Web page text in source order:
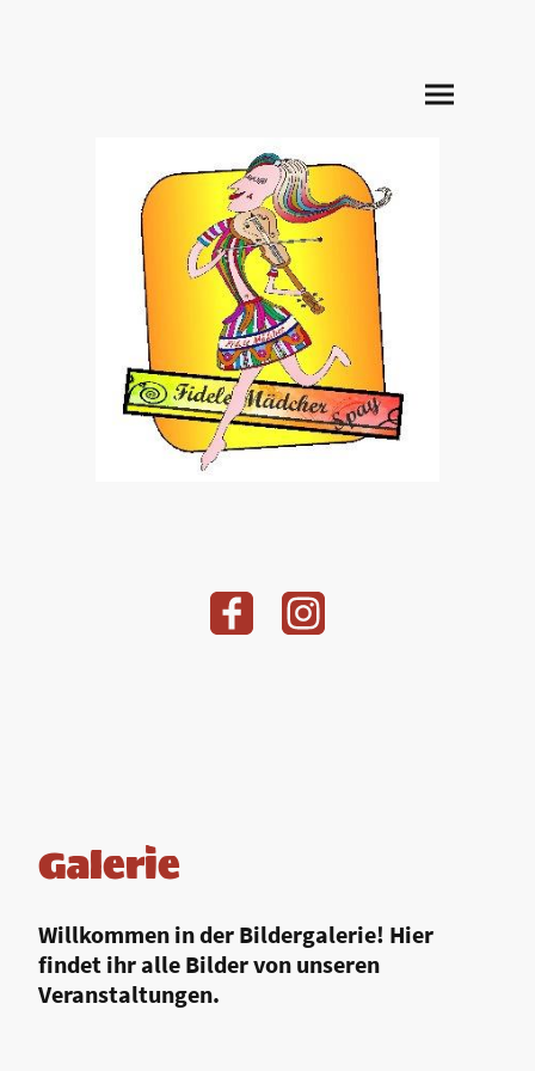
Galerie
Willkommen in der Bildergalerie! Hier
findet ihr alle Bilder von unseren
Veranstaltungen.